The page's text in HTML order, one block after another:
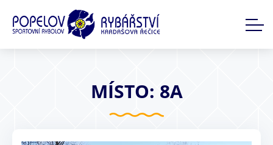
MÍSTO: 8A